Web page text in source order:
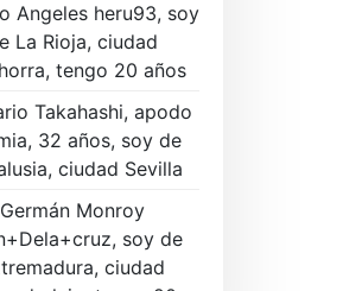
Angeles heru93, soy
La Rioja, ciudad
tengo 20 años
Takahashi, apodo
32 años, soy de
ciudad Sevilla
Germán Monroy
soy de
ciudad